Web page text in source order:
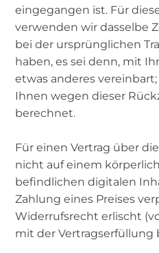
eingegangen ist. Für
verwenden wir dasselbe
bei der ursprünglichen
haben, es sei denn, mit
etwas anderes
Ihnen wegen dieser
berechnet.
Für einen Vertrag über
nicht auf einem
befindlichen digitalen
Zahlung eines Preises
Widerrufsrecht erlischt
mit der Vertragserfüllung